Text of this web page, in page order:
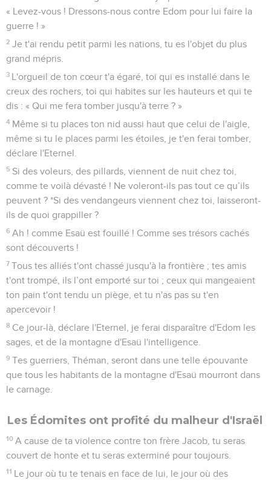
« Levez-vous ! Dressons-nous contre Edom pour lui faire la
guerre ! »
2 Je t'ai rendu petit parmi les nations, tu es l'objet du plus
grand mépris.
3 L'orgueil de ton cœur t'a égaré, toi qui es installé dans le
creux des rochers, toi qui habites sur les hauteurs et qui te
dis : « Qui me fera tomber jusqu'à terre ? »
4 Même si tu places ton nid aussi haut que celui de l'aigle,
même si tu le places parmi les étoiles, je t'en ferai tomber,
déclare l'Eternel.
5 Si des voleurs, des pillards, viennent de nuit chez toi,
comme te voilà dévasté ! Ne voleront-ils pas tout ce qu’ils
peuvent ? *Si des vendangeurs viennent chez toi, laisseront-
ils de quoi grappiller ?
6 Ah ! comme Esaü est fouillé ! Comme ses trésors cachés
sont découverts !
7 Tous tes alliés t'ont chassé jusqu'à la frontière ; tes amis
t'ont trompé, ils l’ont emporté sur toi ; ceux qui mangeaient
ton pain t'ont tendu un piège, et tu n'as pas su t'en
apercevoir !
8 Ce jour-là, déclare l'Eternel, je ferai disparaître d'Edom les
sages, et de la montagne d'Esaü l'intelligence.
9 Tes guerriers, Théman, seront dans une telle épouvante
que tous les habitants de la montagne d'Esaü mourront dans
le carnage.
Les Édomites ont profité du malheur d'Israël
10 A cause de ta violence contre ton frère Jacob, tu seras
couvert de honte et tu seras exterminé pour toujours.
11 Le jour où tu te tenais en face de lui, le jour où des